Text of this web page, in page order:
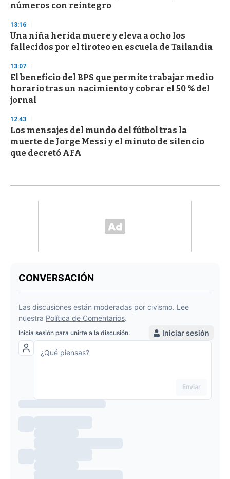
números con reintegro
13:16
Una niña herida muere y eleva a ocho los
fallecidos por el tiroteo en escuela de Tailandia
13:07
El beneficio del BPS que permite trabajar medio
horario tras un nacimiento y cobrar el 50 % del
jornal
12:43
Los mensajes del mundo del fútbol tras la
muerte de Jorge Messi y el minuto de silencio
que decretó AFA